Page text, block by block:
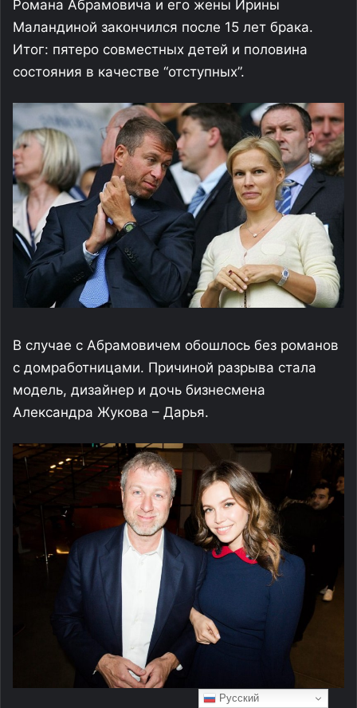
Романа Абрамовича и его жены Ирины
Маландиной закончился после 15 лет брака.
Итог: пятеро совместных детей и половина
состояния в качестве “отступных”.
В случае с Абрамовичем обошлось без романов
с домработницами. Причиной разрыва стала
модель, дизайнер и дочь бизнесмена
Александра Жукова – Дарья.
Русский